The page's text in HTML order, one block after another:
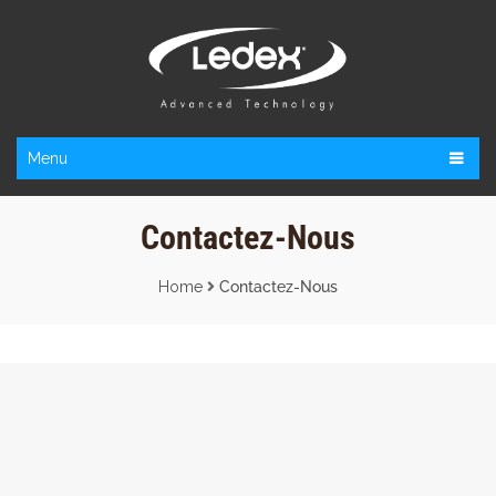
Menu
Contactez-Nous
Home Contactez-Nous